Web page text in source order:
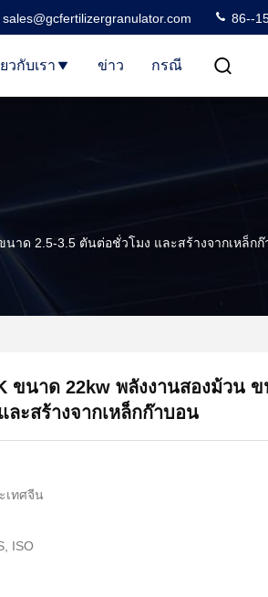
sales@gcfertilizergranulator.com 86--
วกับเรา ข่าว กรณี
าด 2.5-3.5 ตันต่อชั่วโมง และสร้างจากเหล็ก
ขนาด 22kw พลังงานสองม้วน
ะสร้างจากเหล็กก๊าบอน
เทศจีน
ISO